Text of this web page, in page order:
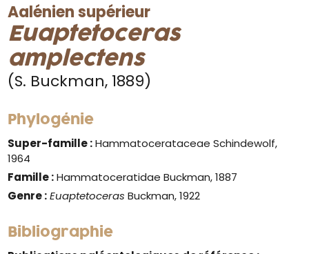
Aalénien supérieur
Euaptetoceras
amplectens
(S. Buckman, 1889)
Phylogénie
Super-famille :Hammatocerataceae Schindewolf,
1964
Famille :Hammatoceratidae Buckman, 1887
Genre : Euaptetoceras Buckman, 1922
Bibliographie